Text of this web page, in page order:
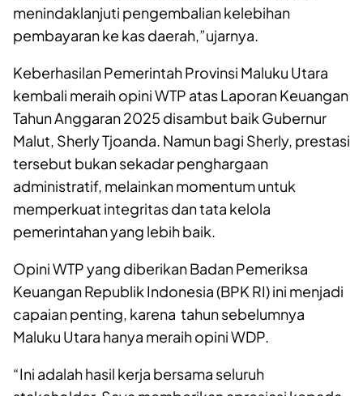
menindaklanjuti pengembalian kelebihan
pembayaran ke kas daerah,”ujarnya.
Keberhasilan Pemerintah Provinsi Maluku Utara
kembali meraih opini WTP atas Laporan Keuangan
Tahun Anggaran 2025 disambut baik Gubernur
Malut, Sherly Tjoanda. Namun bagi Sherly, prestasi
tersebut bukan sekadar penghargaan
administratif, melainkan momentum untuk
memperkuat integritas dan tata kelola
pemerintahan yang lebih baik.
Opini WTP yang diberikan Badan Pemeriksa
Keuangan Republik Indonesia (BPK RI) ini menjadi
capaian penting, karena tahun sebelumnya
Maluku Utara hanya meraih opini WDP.
“Ini adalah hasil kerja bersama seluruh